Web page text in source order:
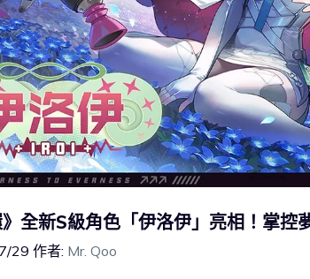
》全新S級角色「伊洛伊」亮相！掌
29 作者: Mr. Qoo